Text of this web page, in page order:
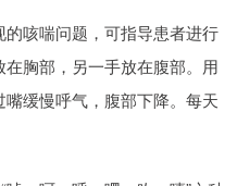
咳喘问题，可指导患者进行
胸部，另一手放在腹部。用
缓慢呼气，腹部下降。每天